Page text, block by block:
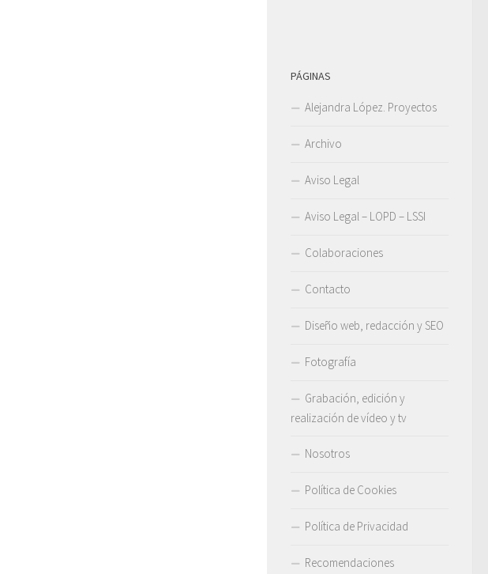
PÁGINAS
Alejandra López. Proyectos
Archivo
Aviso Legal
Aviso Legal – LOPD – LSSI
Colaboraciones
Contacto
Diseño web, redacción y SEO
Fotografía
Grabación, edición y
realización de vídeo y tv
Nosotros
Política de Cookies
Política de Privacidad
Recomendaciones